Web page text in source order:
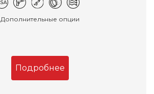
Дополнительные опции
Подробнее